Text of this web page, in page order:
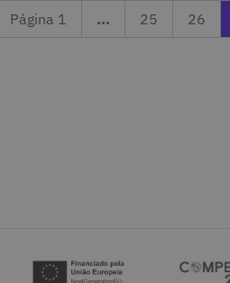
Página 1 ... Página 25
25 26